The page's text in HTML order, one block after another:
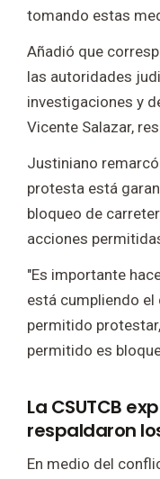
tomando estas
Añadió que
las autoridades
investigaciones y
Vicente Salazar,
Justiniano
protesta está
bloqueo de
acciones
"Es importante
está cumpliendo el
permitido
permitido es
La CSUTCB
respaldaron
En medio del